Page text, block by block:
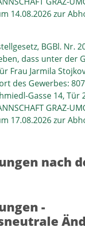
14.08.2026 zur
BGBl. Nr.
dass unter der
Frau Jarmila
des Gewerbes:
Gasse 14, Tür
GRAZ-
17.08.2026 zur
nach
-